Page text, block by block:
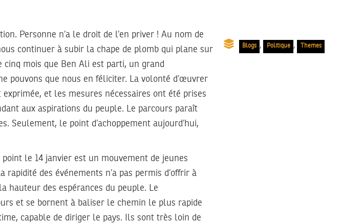
Blogs , Politique , Themes
Personne n’a le droit de l’en priver ! Au nom de
continuer à subir la chape de plomb qui plane sur
mois que Ben Ali est parti, un grand
pouvons que nous en féliciter. La volonté d’œuvrer
et les mesures nécessaires ont été prises
aux aspirations du peuple. Le parcours paraît
Seulement, le point d’achoppement aujourd’hui,
le 14 janvier est un mouvement de jeunes
des événements n’a pas permis d’offrir à
hauteur des espérances du peuple. Le
et se bornent à baliser le chemin le plus rapide
capable de diriger le pays. Ils sont très loin de